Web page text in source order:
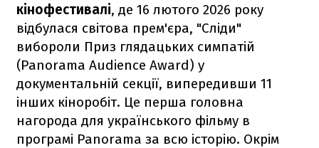
кінофестивалі, де 16 лютого 2026 року
відбулася світова прем'єра, "Сліди"
вибороли Приз глядацьких симпатій
(Panorama Audience Award) у
документальній секції, випередивши 11
інших кіноробіт. Це перша головна
нагорода для українського фільму в
програмі Panorama за всю історію. Окрім